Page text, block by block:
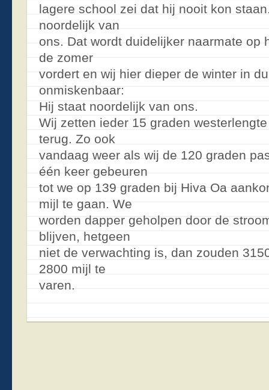
lagere school zei dat hij nooit kon
noordelijk van
ons. Dat wordt duidelijker naarmate op
de zomer
vordert en wij hier dieper de winter in
onmiskenbaar:
Hij staat noordelijk van ons.
Wij zetten ieder 15 graden
terug. Zo ook
vandaag weer als wij de 120 graden
één keer gebeuren
tot we op 139 graden bij Hiva Oa
mijl te gaan. We
worden dapper geholpen door de
blijven, hetgeen
niet de verwachting is, dan zouden
2800 mijl te
varen.